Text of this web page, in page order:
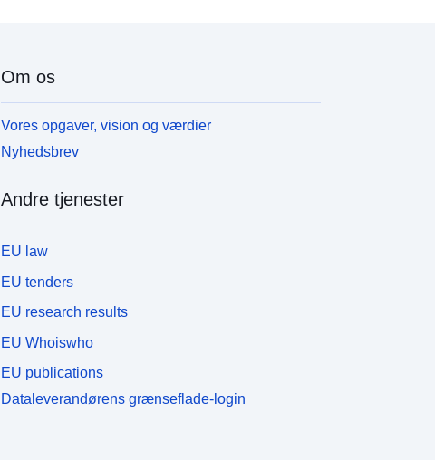
Om os
Vores opgaver, vision og værdier
Nyhedsbrev
Andre tjenester
EU law
EU tenders
EU research results
EU Whoiswho
EU publications
Dataleverandørens grænseflade-login